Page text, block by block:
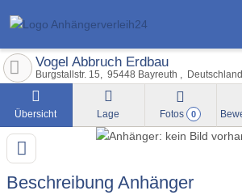
Vogel Abbruch Erdbau
Burgstallstr. 15 95448 Bayreuth Deutschland
Übersicht Lage Fotos 0
Beschreibung Anhänger